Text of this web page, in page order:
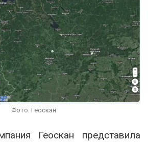
Фото: Геоскан
Геоскан представила